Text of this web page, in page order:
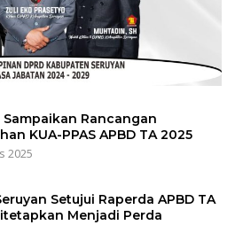
Rancangan
KUA-PPAS APBD TA 2025
2025
Setujui Raperda APBD TA
Menjadi Perda